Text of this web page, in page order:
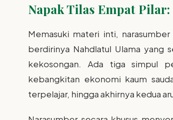
Napak Tilas Empat
Memasuki materi inti,
berdirinya Nahdlatul Ulama yang
kekosongan. Ada tiga simpul
kebangkitan ekonomi kaum
terpelajar, hingga akhirnya kedua